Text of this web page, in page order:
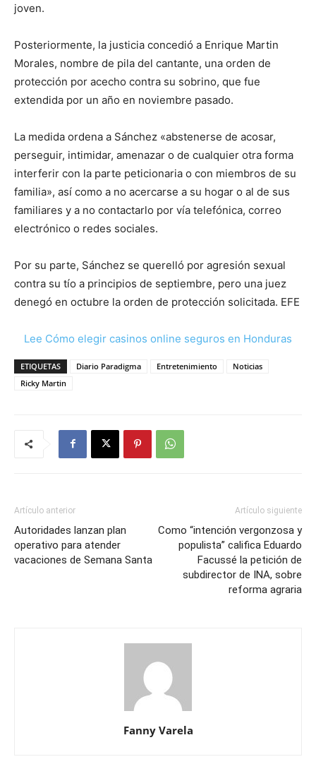
joven.
Posteriormente, la justicia concedió a Enrique Martin
Morales, nombre de pila del cantante, una orden de
protección por acecho contra su sobrino, que fue
extendida por un año en noviembre pasado.
La medida ordena a Sánchez «abstenerse de acosar,
perseguir, intimidar, amenazar o de cualquier otra forma
interferir con la parte peticionaria o con miembros de su
familia», así como a no acercarse a su hogar o al de sus
familiares y a no contactarlo por vía telefónica, correo
electrónico o redes sociales.
Por su parte, Sánchez se querelló por agresión sexual
contra su tío a principios de septiembre, pero una juez
denegó en octubre la orden de protección solicitada. EFE
Lee Cómo elegir casinos online seguros en Honduras
ETIQUETAS Diario Paradigma Entretenimiento
Noticias
Ricky Martin
Artículo anterior
Autoridades lanzan plan
operativo para atender
vacaciones de Semana Santa
Artículo siguiente
Como “intención vergonzosa y
populista” califica Eduardo
Facussé la petición de
subdirector de INA, sobre
reforma agraria
Fanny Varela